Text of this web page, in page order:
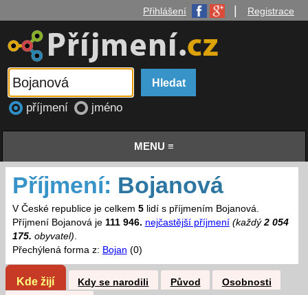
Přihlášení Registrace
příjmení jméno
MENU ≡
Příjmení: Bojanová
V České republice je celkem 5lidí s příjmením Bojanová.
Příjmení Bojanová je 111 946. nejčastější příjmení (každý2 054
175. obyvatel).
Přechýlená forma z: Bojan (0)
Kde žijí Kdy se narodili Původ
Osobnosti